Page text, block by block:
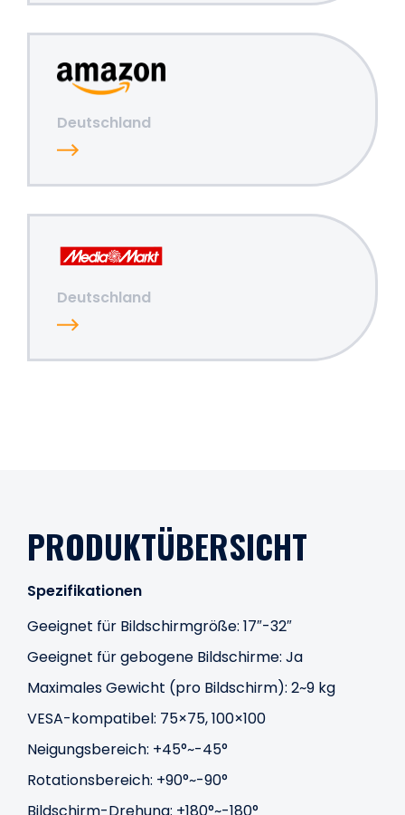
Deutschland
Deutschland
PRODUKTÜBERSICHT
Spezifikationen
Geeignet für Bildschirmgröße: 17″-32″
Geeignet für gebogene Bildschirme: Ja
Maximales Gewicht (pro Bildschirm): 2~9 kg
VESA-kompatibel: 75×75, 100×100
Neigungsbereich: +45°~-45°
Rotationsbereich: +90°~-90°
Bildschirm-Drehung: +180°~-180°